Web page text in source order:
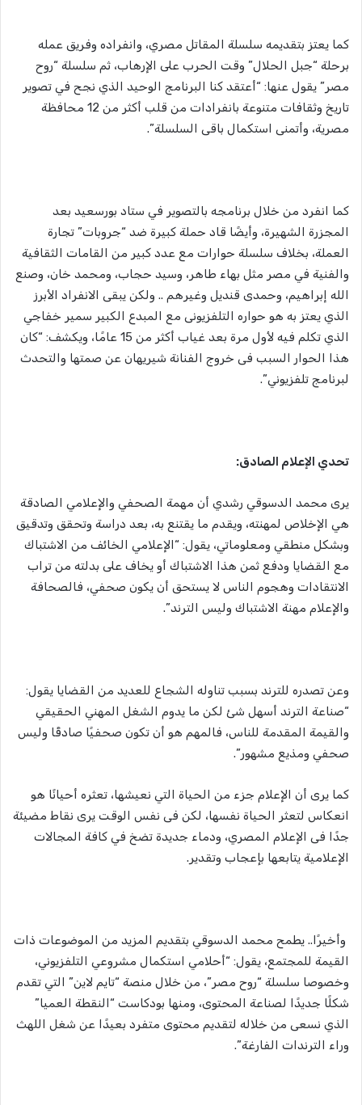
كما يعتز بتقديمه سلسلة المقاتل مصري، وانفراده وفريق عمله
برحلة “جبل الحلال” وقت الحرب على الإرهاب، ثم سلسلة “روح
مصر” يقول عنها: “أعتقد كنا البرنامج الوحيد الذي نجح في تصوير
تاريخ وثقافات متنوعة بانفرادات من قلب أكثر من 12 محافظة
مصرية، وأتمنى استكمال باقى السلسلة”.
كما انفرد من خلال برنامجه بالتصوير في ستاد بورسعيد بعد
المجزرة الشهيرة، وأيضًا قاد حملة كبيرة ضد “جروبات” تجارة
العملة، بخلاف سلسلة حوارات مع عدد كبير من القامات الثقافية
والفنية في مصر مثل بهاء طاهر، وسيد حجاب، ومحمد خان، وصنع
الله إبراهيم، وحمدى قنديل وغيرهم .. ولكن يبقى الانفراد الأبرز
الذي يعتز به هو حواره التلفزيونى مع المبدع الكبير سمير خفاجي
الذي تكلم فيه لأول مرة بعد غياب أكثر من 15 عامًا، ويكشف: “كان
هذا الحوار السبب فى خروج الفنانة شيريهان عن صمتها والتحدث
لبرنامج تلفزيوني”.
تحدي الإعلام الصادق:
يرى محمد الدسوقي رشدي أن مهمة الصحفي والإعلامي الصادقة
هي الإخلاص لمهنته، ويقدم ما يقتنع به، بعد دراسة وتحقق وتدقيق
وبشكل منطقي ومعلوماتي، يقول: “الإعلامي الخائف من الاشتباك
مع القضايا ودفع ثمن هذا الاشتباك أو يخاف على بدلته من تراب
الانتقادات وهجوم الناس لا يستحق أن يكون صحفي، فالصحافة
والإعلام مهنة الاشتباك وليس الترند”.
وعن تصدره للترند بسبب تناوله الشجاع للعديد من القضايا يقول:
“صناعة الترند أسهل شئ لكن ما يدوم الشغل المهني الحقيقي
والقيمة المقدمة للناس، فالمهم هو أن تكون صحفيًا صادقًا وليس
صحفي ومذيع مشهور”.
كما يرى أن الإعلام جزء من الحياة التي نعيشها، تعثره أحيانًا هو
انعكاس لتعثر الحياة نفسها، لكن فى نفس الوقت يرى نقاط مضيئة
جدًا فى الإعلام المصري، ودماء جديدة تضخ في كافة المجالات
الإعلامية يتابعها بإعجاب وتقدير.
وأخيرًا.. يطمح محمد الدسوقي بتقديم المزيد من الموضوعات ذات
القيمة للمجتمع، يقول: “أحلامي استكمال مشروعي التلفزيوني،
وخصوصا سلسلة “روح مصر”، من خلال منصة “تايم لاين” التي تقدم
شكلًا جديدًا لصناعة المحتوى، ومنها بودكاست “النقطة العميا”
الذي نسعى من خلاله لتقديم محتوى متفرد بعيدًا عن شغل اللهث
وراء الترندات الفارغة”.